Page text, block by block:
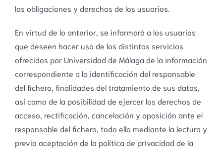
las obligaciones y derechos de los usuarios.
En virtud de lo anterior, se informará a los usuarios
que deseen hacer uso de los distintos servicios
ofrecidos por Universidad de Málaga de la información
correspondiente a la identificación del responsable
del fichero, finalidades del tratamiento de sus datos,
así como de la posibilidad de ejercer los derechos de
acceso, rectificación, cancelación y oposición ante el
responsable del fichero, todo ello mediante la lectura y
previa aceptación de la política de privacidad de la